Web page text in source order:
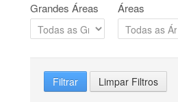
Grandes Áreas Áreas
Filtrar Limpar Filtros